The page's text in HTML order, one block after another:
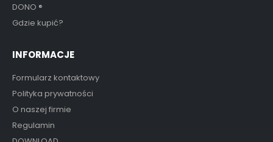
DONO ®
Gdzie kupić?
INFORMACJE
Formularz kontaktowy
Polityka prywatności
O naszej firmie
Regulamin